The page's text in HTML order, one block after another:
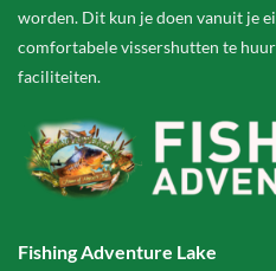
worden. Dit kun je doen vanuit je
comfortabele vissershutten te
faciliteiten.
Fishing Adventure Lake